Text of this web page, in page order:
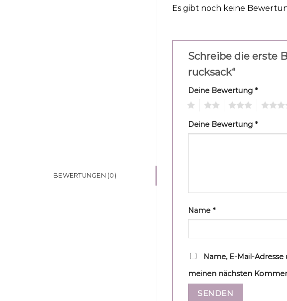
BEWERTUNGEN (0)
Es gibt noch keine
Schreibe die erste
rucksack“
Deine Bewertung *
Deine Bewertung *
Name *
Name, E-Mail-
meinen nächsten